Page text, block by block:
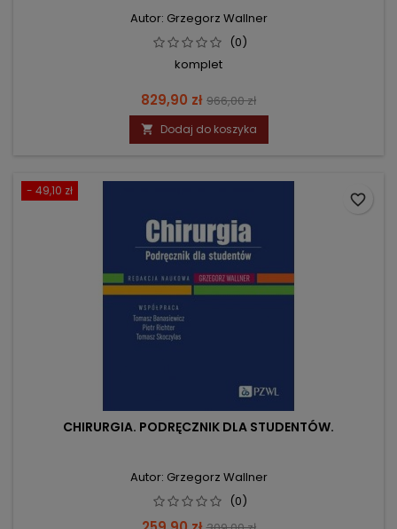
Autor: Grzegorz Wallner
(0)
komplet
Cena
829,90 zł Cena
podstawowa
966,00 zł
 Dodaj do koszyka
- 49,10 zł
CHIRURGIA. PODRĘCZNIK DLA STUDENTÓW.
Autor: Grzegorz Wallner
(0)
favorite_border